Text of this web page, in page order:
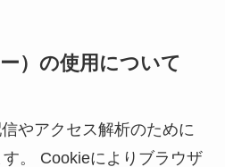
）の使用について
やアクセス解析のために
。 Cookieによりブラウザ